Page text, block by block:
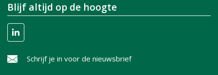
Blijf altijd op de hoogte
Schrijf je in voor de nieuwsbrief